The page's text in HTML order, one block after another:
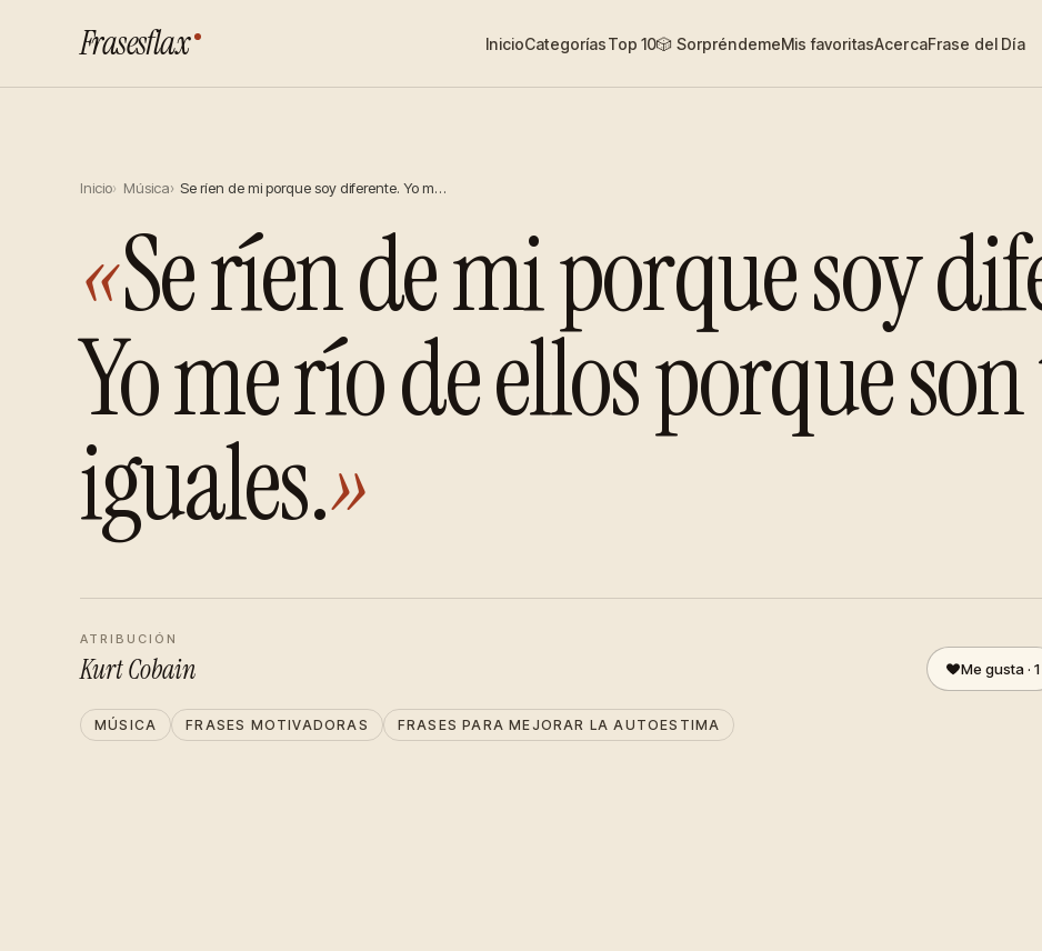
Frasesflax InicioCategoríasTop 10🎲 SorpréndemeMis favoritasAcercaFrase del Día
Inicio Música Se ríen de mi porque soy diferente. Yo m…
«Se ríen de mi porque soy
Yo me río de ellos porque
iguales.»
ATRIBUCIÓN
Kurt Cobain Me gusta · 1
MÚSICA FRASES MOTIVADORAS FRASES PARA MEJORAR LA AUTOESTIMA